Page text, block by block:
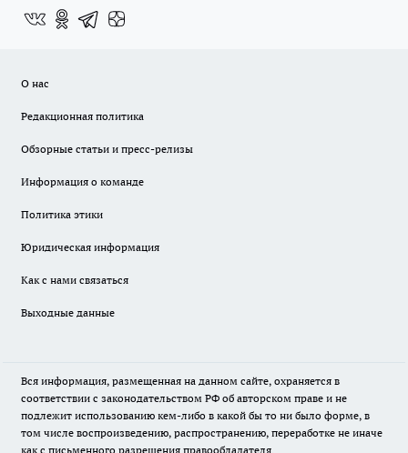
О нас
Редакционная политика
Обзорные статьи и пресс-релизы
Информация о команде
Политика этики
Юридическая информация
Как с нами связаться
Выходные данные
Вся информация, размещенная на данном сайте, охраняется в
соответствии с законодательством РФ об авторском праве и не
подлежит использованию кем-либо в какой бы то ни было форме, в
том числе воспроизведению, распространению, переработке не иначе
как с письменного разрешения правообладателя.